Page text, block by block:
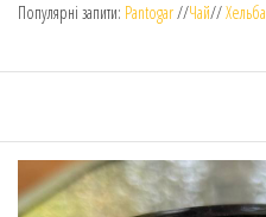
Популярні запити: Pantogar//Чай//Хельба